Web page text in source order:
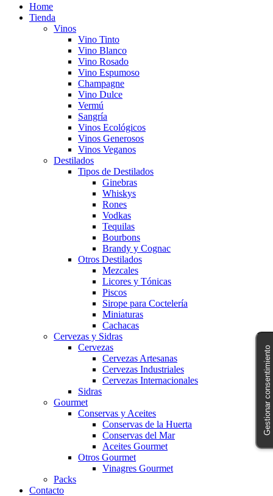
Home
Tienda
Vinos
Vino Tinto
Vino Blanco
Vino Rosado
Vino Espumoso
Champagne
Vino Dulce
Vermú
Sangría
Vinos Ecológicos
Vinos Generosos
Vinos Veganos
Destilados
Tipos de Destilados
Ginebras
Whiskys
Rones
Vodkas
Tequilas
Bourbons
Brandy y Cognac
Otros Destilados
Mezcales
Licores y Tónicas
Piscos
Sirope para Coctelería
Miniaturas
Cachacas
Cervezas y Sidras
Cervezas
Cervezas Artesanas
Cervezas Industriales
Cervezas Internacionales
Sidras
Gourmet
Conservas y Aceites
Conservas de la Huerta
Conservas del Mar
Aceites Gourmet
Otros Gourmet
Vinagres Gourmet
Packs
Contacto
Gestionar consentimiento